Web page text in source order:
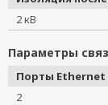
2 кВ
Параметры
Порты Ethernet
2